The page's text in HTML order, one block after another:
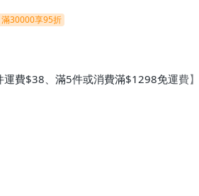
滿30000享95折
運費$38、滿5件或消費滿$1298免運費
費】、萊爾富取貨付款【單件運費$60、
宅配/貨運【單件運費$120、滿5件或消